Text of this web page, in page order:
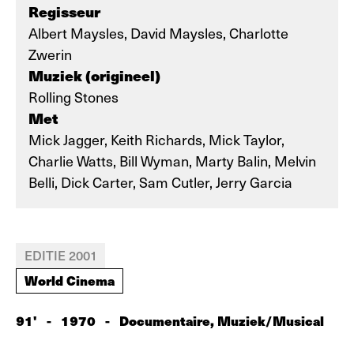
Regisseur
Albert Maysles, David Maysles, Charlotte
Zwerin
Muziek (origineel)
Rolling Stones
Met
Mick Jagger, Keith Richards, Mick Taylor,
Charlie Watts, Bill Wyman, Marty Balin, Melvin
Belli, Dick Carter, Sam Cutler, Jerry Garcia
EDITIE 2001
World Cinema
91' - 1970 - Documentaire, Muziek/Musical